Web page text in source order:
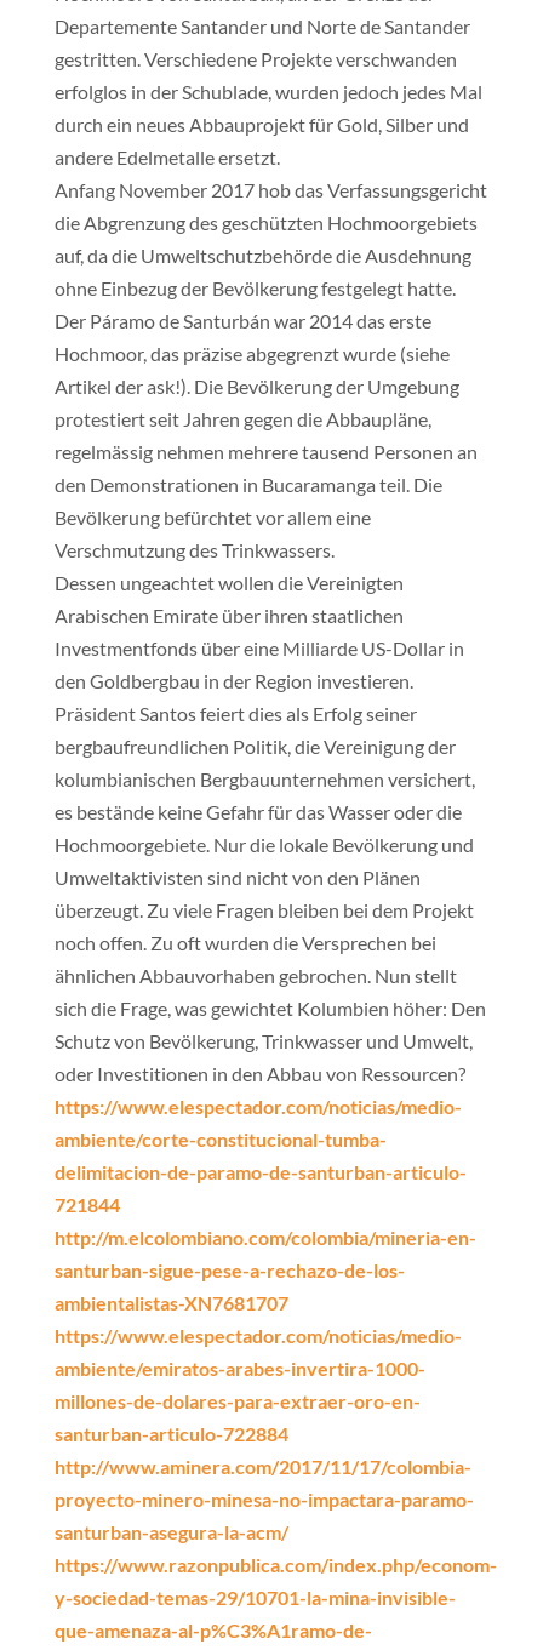
Departemente Santander und Norte de Santander
gestritten. Verschiedene Projekte verschwanden
erfolglos in der Schublade, wurden jedoch jedes Mal
durch ein neues Abbauprojekt für Gold, Silber und
andere Edelmetalle ersetzt.
Anfang November 2017 hob das Verfassungsgericht
die Abgrenzung des geschützten Hochmoorgebiets
auf, da die Umweltschutzbehörde die Ausdehnung
ohne Einbezug der Bevölkerung festgelegt hatte.
Der Páramo de Santurbán war 2014 das erste
Hochmoor, das präzise abgegrenzt wurde (siehe
Artikel der ask!). Die Bevölkerung der Umgebung
protestiert seit Jahren gegen die Abbaupläne,
regelmässig nehmen mehrere tausend Personen an
den Demonstrationen in Bucaramanga teil. Die
Bevölkerung befürchtet vor allem eine
Verschmutzung des Trinkwassers.
Dessen ungeachtet wollen die Vereinigten
Arabischen Emirate über ihren staatlichen
Investmentfonds über eine Milliarde US-Dollar in
den Goldbergbau in der Region investieren.
Präsident Santos feiert dies als Erfolg seiner
bergbaufreundlichen Politik, die Vereinigung der
kolumbianischen Bergbauunternehmen versichert,
es bestände keine Gefahr für das Wasser oder die
Hochmoorgebiete. Nur die lokale Bevölkerung und
Umweltaktivisten sind nicht von den Plänen
überzeugt. Zu viele Fragen bleiben bei dem Projekt
noch offen. Zu oft wurden die Versprechen bei
ähnlichen Abbauvorhaben gebrochen. Nun stellt
sich die Frage, was gewichtet Kolumbien höher: Den
Schutz von Bevölkerung, Trinkwasser und Umwelt,
oder Investitionen in den Abbau von Ressourcen?
https://www.elespectador.com/noticias/medio-
ambiente/corte-constitucional-tumba-
delimitacion-de-paramo-de-santurban-articulo-
721844
http://m.elcolombiano.com/colombia/mineria-en-
santurban-sigue-pese-a-rechazo-de-los-
ambientalistas-XN7681707
https://www.elespectador.com/noticias/medio-
ambiente/emiratos-arabes-invertira-1000-
millones-de-dolares-para-extraer-oro-en-
santurban-articulo-722884
http://www.aminera.com/2017/11/17/colombia-
proyecto-minero-minesa-no-impactara-paramo-
santurban-asegura-la-acm/
https://www.razonpublica.com/index.php/econom-
y-sociedad-temas-29/10701-la-mina-invisible-
que-amenaza-al-p%C3%A1ramo-de-